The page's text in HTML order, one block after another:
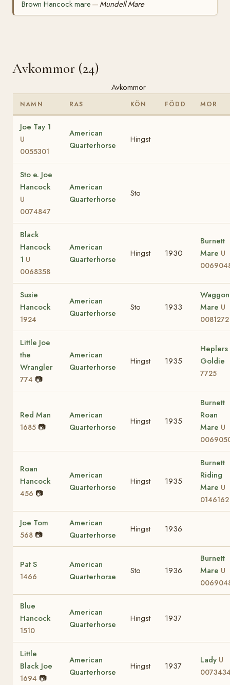
Brown Hancock mare —Mundell Mare
Avkommor (24)
Avkommor
NAMN RAS KÖN FÖDD MOR
Joe Tay 1
U
0055301
American
Quarterhorse
Hingst
Sto e. Joe
Hancock
U
0074847
American
Quarterhorse
Sto
Black
Hancock
1 U
0068358
American
Quarterhorse
Hingst 1930
Burnett
Mare U
Susie
Hancock
1924
American
Quarterhorse
Sto 1933
Mare U
0081272
Little Joe
the
Wrangler
774 📷
American
Quarterhorse
Hingst 1935
Heplers
Goldie
7725
Red Man
1685 📷
American
Quarterhorse
Hingst 1935
Burnett
Roan
Mare U
Roan
Hancock
456 📷
American
Quarterhorse
Hingst 1935
Burnett
Riding
Mare U
0146162
Joe Tom
568 📷
American
Quarterhorse
Hingst 1936
Pat S
1466
American
Quarterhorse
Sto 1936
Burnett
Mare U
Blue
Hancock
1510
American
Quarterhorse
Hingst 1937
Little
Black Joe
1694 📷
American
Quarterhorse
Hingst 1937
Lady U